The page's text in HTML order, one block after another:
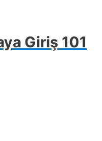
Giriş 101